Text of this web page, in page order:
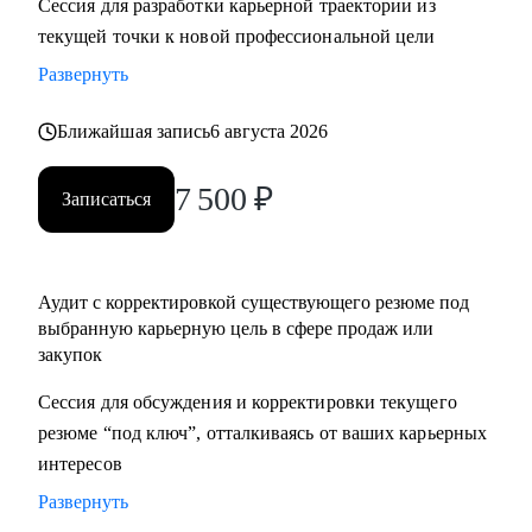
нетворкинг для построения карьеры на текущей позиции и
• Успешные смены работы моих менти: Авито, Mars,
Henkel, BIC, Royal Canin, Яндекс, Beiersdorf, Danone.
С чем помогу:
• Оценка текущего положения и совместный поиск разных
закупках, в том числе для перехода в другие сегменты
• Составление резюме или корректировка существующего
(это ваша история, поэтому лучше, если автор вы)
• Подготовка к собеседованию на разных этапах (рекрутер,
внутренний HR, нанимающий менеджер, руководитель
компании - разные подходы)
Сессия для разработки карьерной траектории из
текущей точки к новой профессиональной цели
Развернуть
Ближайшая запись6 августа 2026
Записаться 7 500 ₽
Аудит с корректировкой существующего резюме под
выбранную карьерную цель в сфере продаж или
закупок
Сессия для обсуждения и корректировки текущего
резюме “под ключ”, отталкиваясь от ваших карьерных
интересов
Развернуть